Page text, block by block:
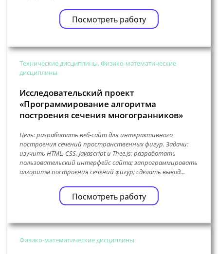
Посмотреть работу
Технические дисциплины, Физико-математические
дисциплины
Исследовательский проект
«Программирование алгоритма
построения сечения многогранников»
Цель: разработать веб-сайт для интерактивного
построения сечений пространственных фигур. Задачи:
изучить HTML, CSS, Javascript и Thee.js; разработать
пользовательский интерфейс сайта; запрограммировать
алгоритм построения сечений фигур; сделать вывод...
Посмотреть работу
Физико-математические дисциплины